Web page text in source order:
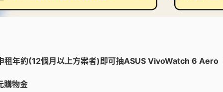
租年約(12個月以上方案者)即可抽ASUS VivoWatch 6 Aero
購物金